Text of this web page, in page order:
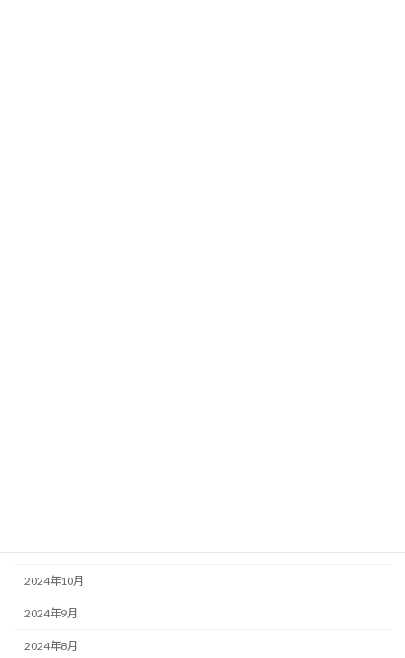
2024年10月
2024年9月
2024年8月